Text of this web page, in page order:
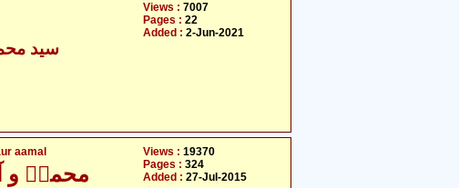
- سید
Views : 7007
Pages : 22
Added : 2-Jun-2021
aamal
محمدؐ و
Views : 19370
Pages : 324
Added : 27-Jul-2015